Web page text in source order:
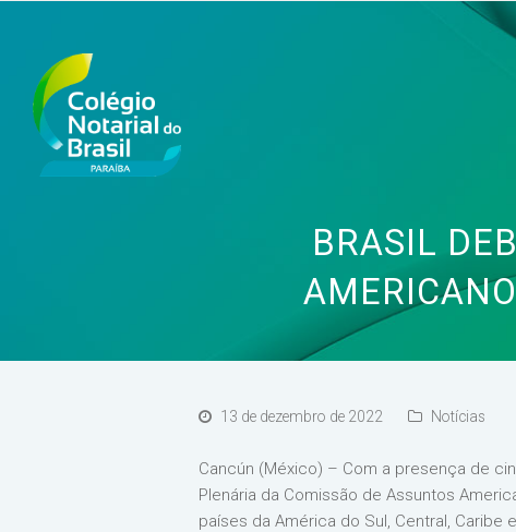
BRASIL
13 de dezembro de 2022 Notícias
Cancún (México) – Com a presença de
Plenária da Comissão de Assuntos
países da América do Sul, Central,